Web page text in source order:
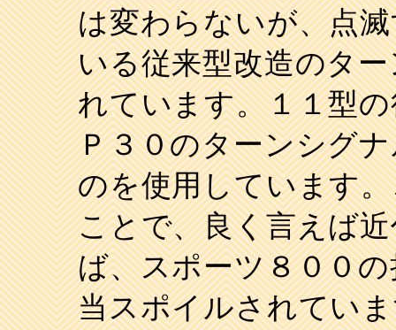
は変わらないが、点
いる従来型改造のタ
れています。１１型
Ｐ３０のターンシグ
のを使用しています
ことで、良く言えば
ば、スポーツ８００
当スポイルされてい